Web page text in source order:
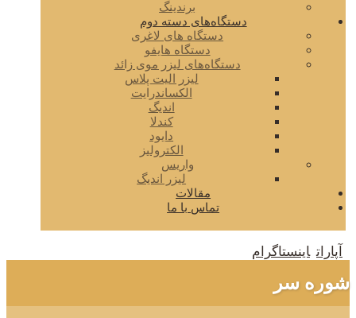
برندینگ
دستگاه‌های دسته دوم
دستگاه های لاغری
دستگاه هایفو
دستگاه‌های لیزر موی زائد
لیزر الیت پلاس
الکساندرایت
اندیگ
کندلا
دایود
الکترولیز
واریس
لیزر اندیگ
مقالات
تماس با ما
آپارات اینستاگرام
شوره سر